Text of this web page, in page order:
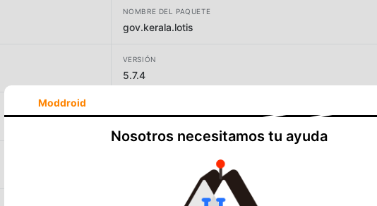
NOMBRE DEL PAQUETE
gov.kerala.lotis
VERSIÓN
5.7.4
Moddroid
Nosotros necesitamos tu ayuda